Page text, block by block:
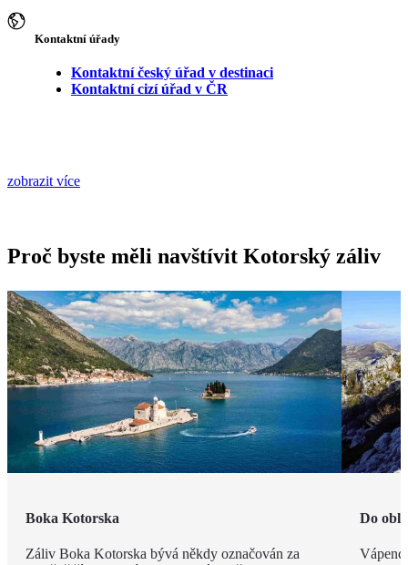
Kontaktní úřady
Kontaktní český úřad v destinaci
Kontaktní cizí úřad v ČR
zobrazit více
Proč byste měli navštívit Kotorský záliv
Boka Kotorska
Záliv Boka Kotorska bývá někdy označován za
Do